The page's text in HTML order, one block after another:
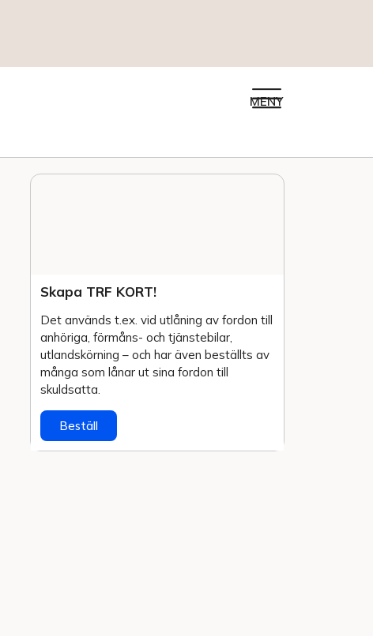
MENY
Skapa TRF KORT!
Det används t.ex. vid utlåning av fordon till
anhöriga, förmåns- och tjänstebilar,
utlands­körning – och har även beställts av
många som lånar ut sina fordon till
skuldsatta.
Beställ